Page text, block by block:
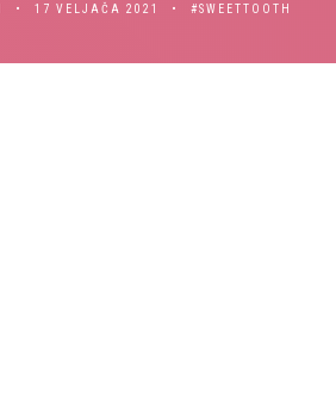
17 VELJAČA 2021 #SWEETTOOTH